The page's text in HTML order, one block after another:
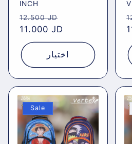
INCH
Regular
price
12.500 JD
11.000 JD
اختيار
Sale